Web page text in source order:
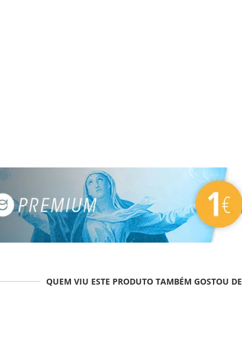
QUEM VIU ESTE PRODUTO TAMBÉM GOSTOU DE